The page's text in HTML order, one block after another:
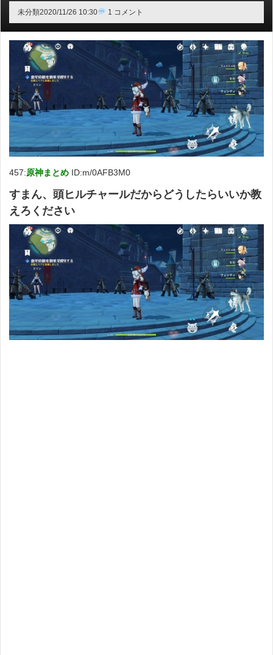
未分類2020/11/26 10:30 1 コメント
457:原神まとめ ID:m/0AFB3M0
すまん、頭ヒルチャールだからどうしたらいいか教
えろください